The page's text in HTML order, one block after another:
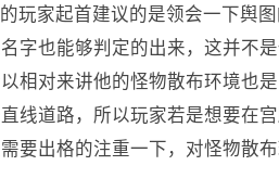
玩家起首建议的是领会一下舆
字也能够判定的出来，这并不
相对来讲他的怪物散布环境也
线道路，所以玩家若是想要在
要出格的注重一下，对怪物散布